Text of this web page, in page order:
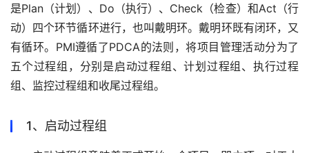
是Plan（计划）、Do（执行）、Check（检查）和Act（行
动）四个环节循环进行，也叫戴明环。戴明环既有闭环，又
有循环。PMI遵循了PDCA的法则，将项目管理活动分为了
五个过程组，分别是启动过程组、计划过程组、执行过程
组、监控过程组和收尾过程组。
1、启动过程组